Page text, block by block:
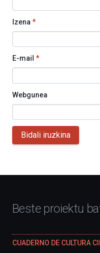
Izena *
E-mail *
Webgunea
Bidali iruzkina
Beste proiektu
CUADERNO DE CULTURA